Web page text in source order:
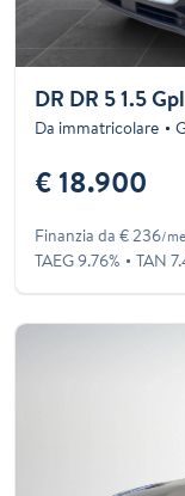
DR DR 5 1.5
Da immatricolare
€ 18.900
Finanzia da € 236/
TAEG 9.76% TAN